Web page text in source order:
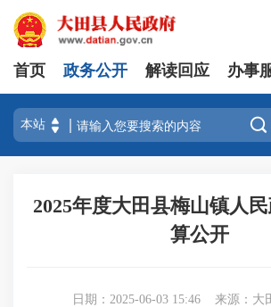
首页 政务公开 解读回应 办事

2025年度大田县梅山镇人
算公开
日期：2025-06-03 15:46 来源：大